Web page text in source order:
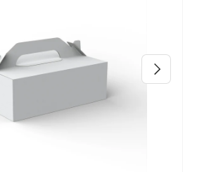
Sljedeći